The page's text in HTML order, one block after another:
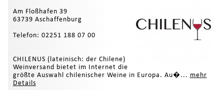
Am Floßhafen 39
63739 Aschaffenburg
Telefon: 02251 188 07 00
CHILENUS (lateinisch: der Chilene)
Weinversand bietet im Internet die
größte Auswahl chilenischer Weine in Europa. Au�... mehr
Details